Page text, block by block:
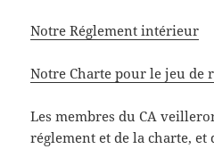
Notre Réglement intérieur
Notre Charte pour le jeu de
Les membres du CA
réglement et de la charte,